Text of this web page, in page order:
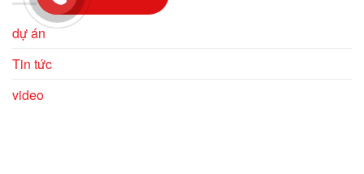
dự án
Tin tức
video